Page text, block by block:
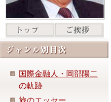
国際金融人・岡部陽二
の軌跡
旅のエッセー